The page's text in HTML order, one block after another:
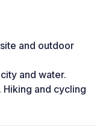
and outdoor
and water.
and cycling